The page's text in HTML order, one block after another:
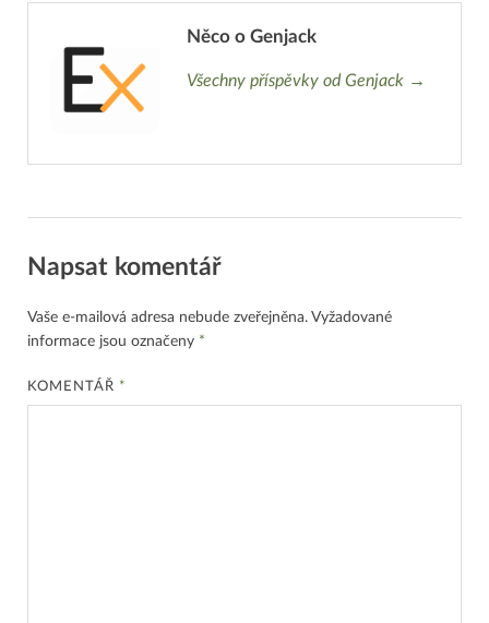
Něco o Genjack
Všechny příspěvky od Genjack →
Napsat komentář
Vaše e-mailová adresa nebude zveřejněna. Vyžadované
informace jsou označeny *
KOMENTÁŘ *